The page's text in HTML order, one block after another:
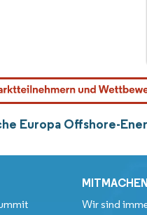
Europa Offshore-
MITMACHEN
Wir sind